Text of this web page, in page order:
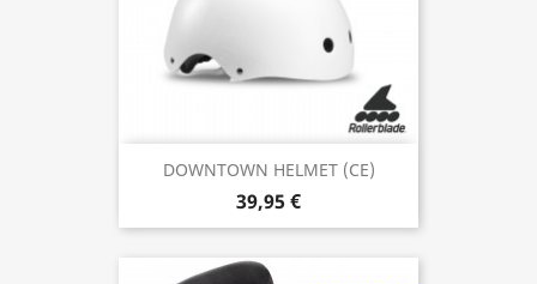
DOWNTOWN HELMET (CE)
39,95 €